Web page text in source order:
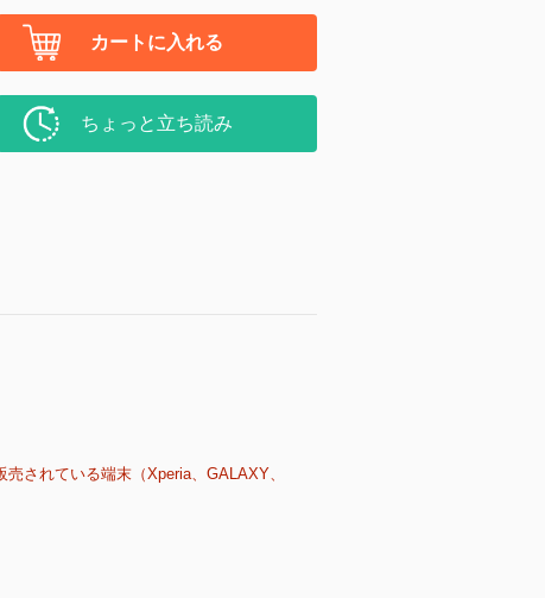
カートに入れる
ちょっと立ち読み
されている端末（Xperia、GALAXY、